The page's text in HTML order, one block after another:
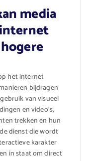
media
het internet
bijdragen
van visueel
en video’s,
trekken en hun
dienst die wordt
karakter
in staat om direct